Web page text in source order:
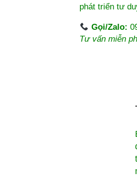
phát triển tư
Gọi/Zalo:
Tư vấn miễn